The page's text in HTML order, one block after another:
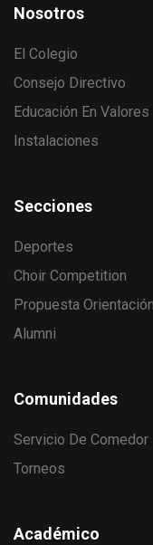
Nosotros
El Colegio
Consejo Directivo
Educación En Valores
Instalaciones
Académico
Secciones
Deportes
Choir Competition
Propuesta Orientación
Alumni
Comunidades
Servicio De Comedor
Torneos